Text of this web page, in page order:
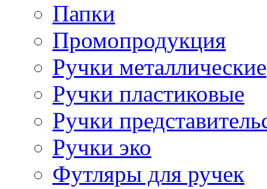
Папки
Промопродукция
Ручки металлические
Ручки пластиковые
Ручки
Ручки эко
Футляры для ручек